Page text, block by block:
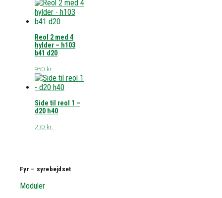
Reol 2 med 4
hylder – h103
b41 d20
950 kr.
Side til reol 1 –
d20 h40
230 kr.
Fyr – syrebejdset
Moduler